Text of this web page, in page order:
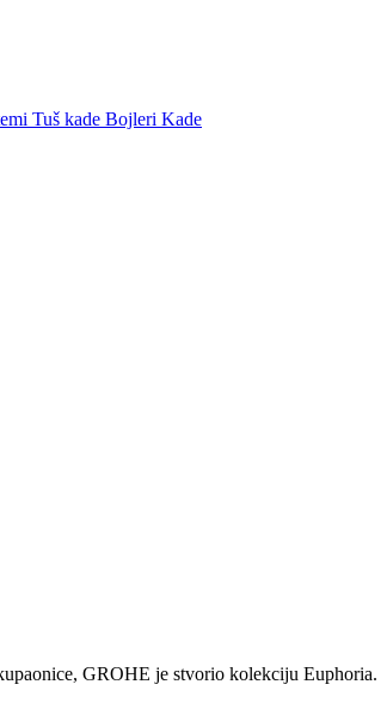
Tuš kade Bojleri Kade
GROHE je stvorio kolekciju Euphoria.